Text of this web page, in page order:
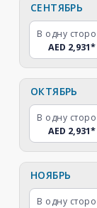
СЕНТЯБРЬ
В одну
AED 2,931*
ОКТЯБРЬ
В одну
AED 2,931*
НОЯБРЬ
В одну